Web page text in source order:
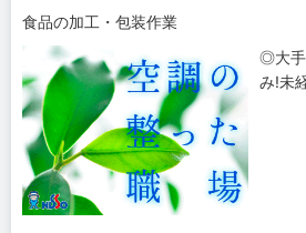
食品の加工・包装作業
◎大手
み!未